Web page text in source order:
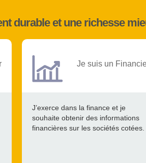
durable et une richesse
Je suis un
J’exerce dans la finance et je
souhaite obtenir des informations
financières sur les sociétés cotées.